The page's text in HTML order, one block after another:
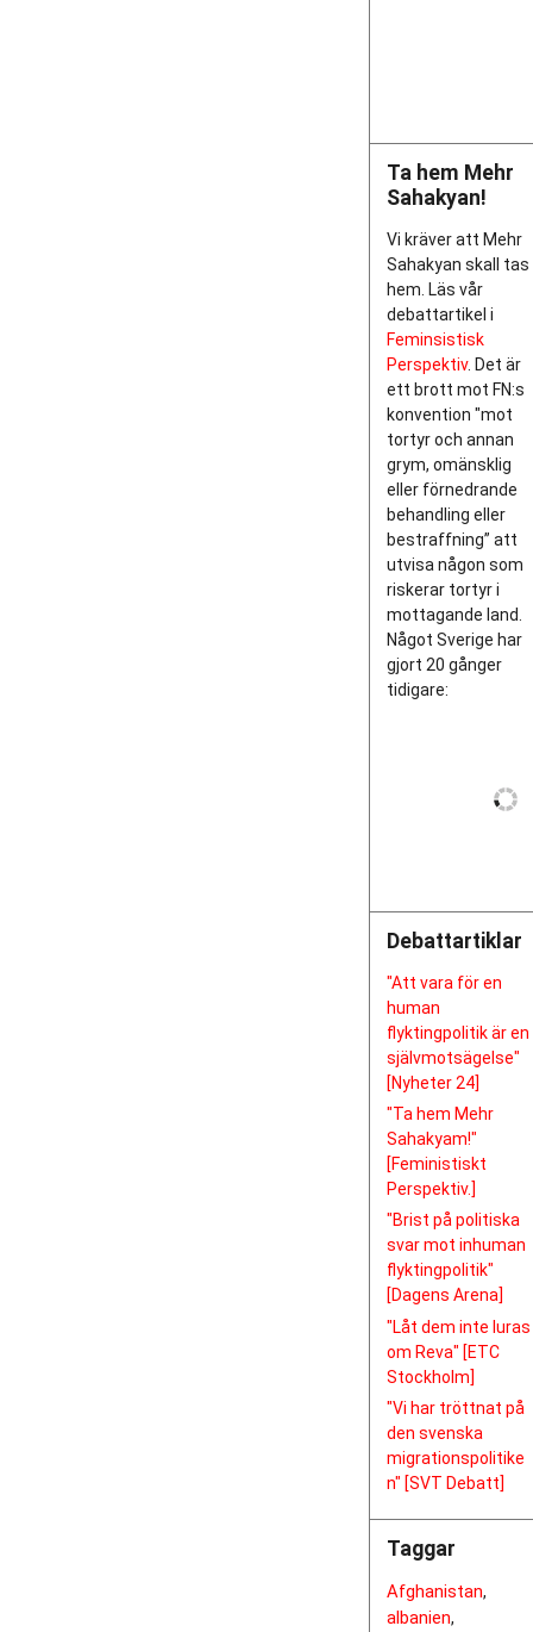
Ta hem Mehr
Sahakyan!
Vi kräver att Mehr
Sahakyan skall tas
hem. Läs vår
debattartikel i
Feminsistisk
Perspektiv. Det är
ett brott mot FN:s
konvention "mot
tortyr och annan
grym, omänsklig
eller förnedrande
behandling eller
bestraffning” att
utvisa någon som
riskerar tortyr i
mottagande land.
Något Sverige har
gjort 20 gånger
tidigare:
Debattartiklar
"Att vara för en
human
flyktingpolitik är en
självmotsägelse"
[Nyheter 24]
"Ta hem Mehr
Sahakyam!"
[Feministiskt
Perspektiv.]
"Brist på politiska
svar mot inhuman
flyktingpolitik"
[Dagens Arena]
"Låt dem inte luras
om Reva" [ETC
Stockholm]
"Vi har tröttnat på
den svenska
migrationspolitike
n" [SVT Debatt]
Taggar
Afghanistan,
albanien,